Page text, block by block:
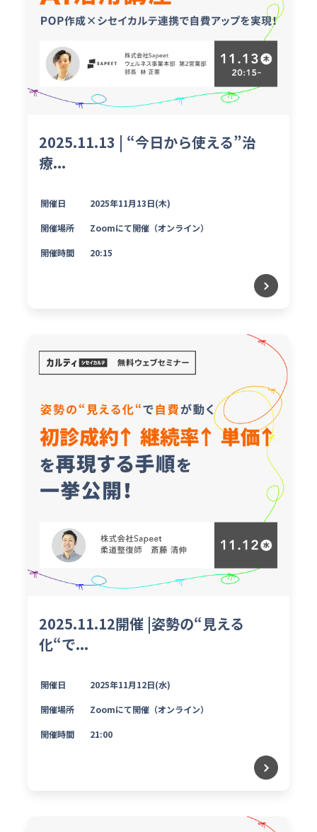
2025.11.13 | “今日から使える”治
療...
開催日 2025年11月13日(木)
開催場所 Zoomにて開催（オンライン）
開催時間 20:15
2025.11.12開催 |姿勢の“見える
化“で...
開催日 2025年11月12日(水)
開催場所 Zoomにて開催（オンライン）
開催時間 21:00